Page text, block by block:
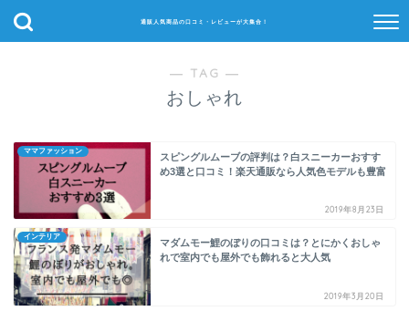
通販人気商品の口コミ・レビューが大集合！
― TAG ―
おしゃれ
ママファッション
スピングルムーブの評判は？白スニーカーおすす
め3選と口コミ！楽天通販なら人気色モデルも豊富
2019年8月23日
インテリア
マダムモー鯉のぼりの口コミは？とにかくおしゃ
れで室内でも屋外でも飾れると大人気
2019年3月20日